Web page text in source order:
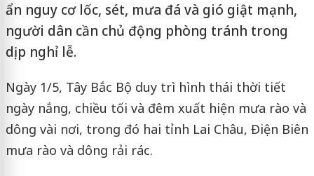
ẩn nguy cơ lốc, sét, mưa đá và gió giật mạnh,
người dân cần chủ động phòng tránh trong
dịp nghỉ lễ.
Ngày 1/5, Tây Bắc Bộ duy trì hình thái thời tiết
ngày nắng, chiều tối và đêm xuất hiện mưa rào và
dông vài nơi, trong đó hai tỉnh Lai Châu, Điện Biên
mưa rào và dông rải rác.